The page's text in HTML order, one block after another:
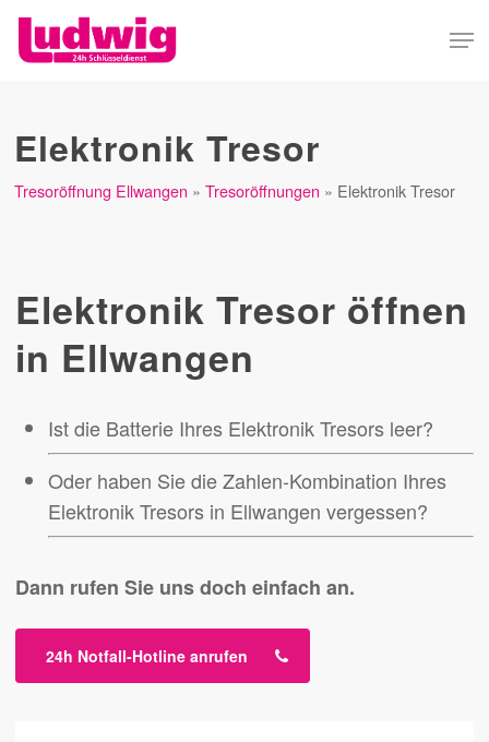
Skip
Elektronik Tresor
Tresoröffnung Ellwangen »Tresoröffnungen » Elektronik Tresor
Elektronik Tresor öffnen
in Ellwangen
Ist die Batterie Ihres Elektronik Tresors leer?
Oder haben Sie die Zahlen-Kombination Ihres
Elektronik Tresors in Ellwangen vergessen?
Dann rufen Sie uns doch einfach an.
24h Notfall-Hotline anrufen